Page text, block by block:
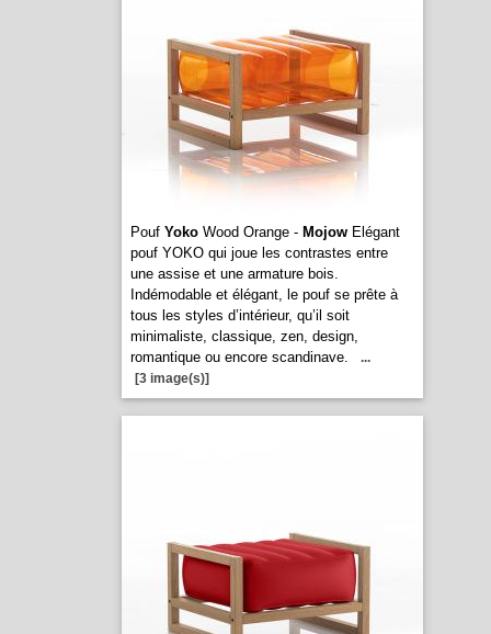
Pouf YokoWood Orange - MojowElégant
pouf YOKO qui joue les contrastes entre
une assise et une armature bois.
Indémodable et élégant, le pouf se prête à
tous les styles d’intérieur, qu’il soit
minimaliste, classique, zen, design,
romantique ou encore scandinave.
...
[3 image(s)]